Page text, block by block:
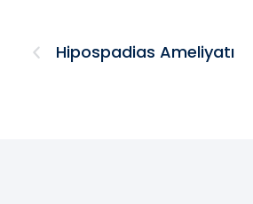
Hipospadias Ameliyatı